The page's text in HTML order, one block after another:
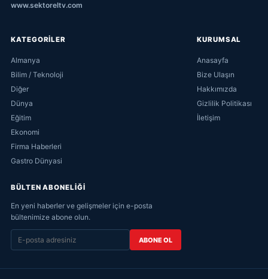
www.sektoreltv.com
KATEGORİLER
Almanya
Bilim / Teknoloji
Diğer
Dünya
Eğitim
Ekonomi
Firma Haberleri
Gastro Dünyasi
KURUMSAL
Anasayfa
Bize Ulaşın
Hakkımızda
Gizlilik Politikası
İletişim
BÜLTEN ABONELİĞİ
En yeni haberler ve gelişmeler için e-posta
bültenimize abone olun.
ABONE OL